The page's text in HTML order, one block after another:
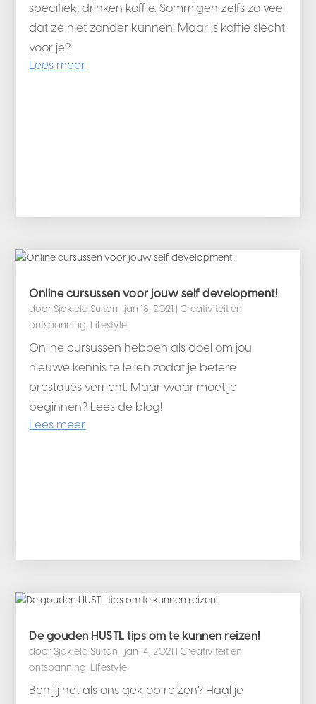
specifiek, drinken koffie. Sommigen zelfs zo veel
dat ze niet zonder kunnen. Maar is koffie slecht
voor je?
Lees meer
Online cursussen voor jouw self development!
door Sjakiela Sultan | jan 18, 2021 | Creativiteit en
ontspanning, Lifestyle
Online cursussen hebben als doel om jou
nieuwe kennis te leren zodat je betere
prestaties verricht. Maar waar moet je
beginnen? Lees de blog!
Lees meer
De gouden HUSTL tips om te kunnen reizen!
door Sjakiela Sultan | jan 14, 2021 | Creativiteit en
ontspanning, Lifestyle
Ben jij net als ons gek op reizen? Haal je